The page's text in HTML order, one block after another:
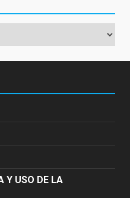
Y USO DE LA